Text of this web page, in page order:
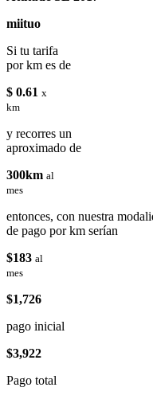
miituo
Si tu tarifa
por km es de
$ 0.61 x
km
y recorres un
aproximado de
300km al
mes
entonces, con nuestra
de pago por km serían
$183 al
mes
$1,726
pago inicial
$3,922
Pago total